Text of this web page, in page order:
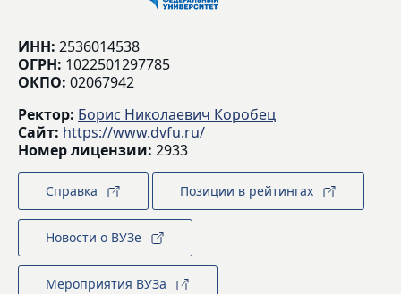
ИНН: 2536014538
ОГРН: 1022501297785
ОКПО: 02067942
Ректор: Борис Николаевич Коробец
Сайт: https://www.dvfu.ru/
Номер лицензии: 2933
Справка Позиции в рейтингах
Новости о ВУЗе
Мероприятия ВУЗа